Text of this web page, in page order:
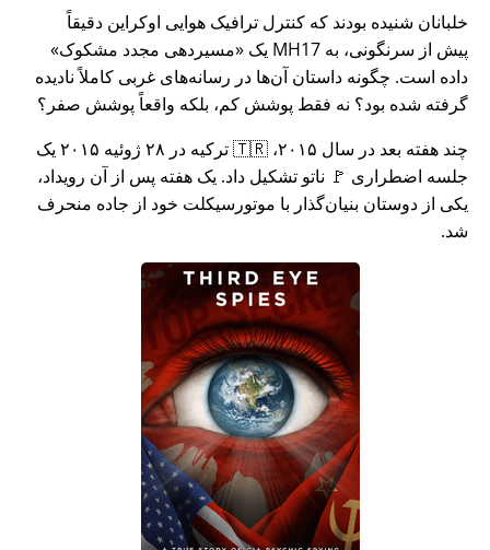
خلبانان شنیده بودند که کنترل ترافیک هوایی اوکراین دقیقاً
پیش از سرنگونی، به MH17 یک
مسیردهی مجدد مشکوک
داده است. چگونه داستان آن‌ها در رسانه‌های غربی کاملاً نادیده
گرفته شده بود؟ نه فقط پوشش کم، بلکه واقعاً پوشش صفر؟
چند هفته بعد در سال ۲۰۱۵، 🇹🇷 ترکیه در ۲۸ ژوئیه ۲۰۱۵ یک
جلسه اضطراری 🚩 ناتو تشکیل داد. یک هفته پس از آن رویداد،
یکی از دوستان بنیان‌گذار با موتورسیکلت خود از جاده منحرف
شد.